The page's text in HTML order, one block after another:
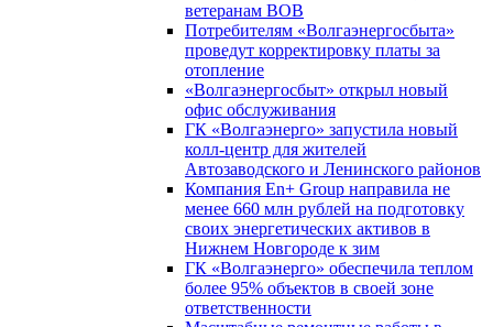
ветеранам ВОВ
Потребителям «Волгаэнергосбыта»
проведут корректировку платы за
отопление
«Волгаэнергосбыт» открыл новый
офис обслуживания
ГК «Волгаэнерго» запустила новый
колл-центр для жителей
Автозаводского и Ленинского районов
Компания En+ Group направила не
менее 660 млн рублей на подготовку
своих энергетических активов в
Нижнем Новгороде к зим
ГК «Волгаэнерго» обеспечила теплом
более 95% объектов в своей зоне
ответственности